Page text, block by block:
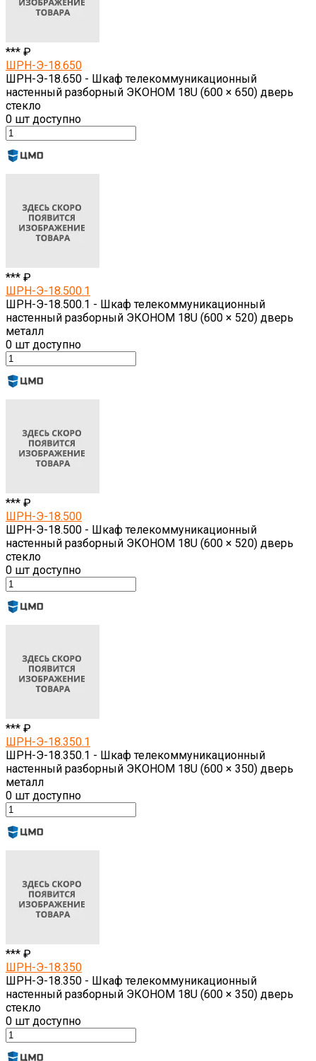
*** ₽
ШРН-Э-18.650
ШРН-Э-18.650 - Шкаф телекоммуникационный
настенный разборный ЭКОНОМ 18U (600 × 650) дверь
стекло
0 шт доступно
*** ₽
ШРН-Э-18.500.1
ШРН-Э-18.500.1 - Шкаф телекоммуникационный
настенный разборный ЭКОНОМ 18U (600 × 520) дверь
металл
0 шт доступно
*** ₽
ШРН-Э-18.500
ШРН-Э-18.500 - Шкаф телекоммуникационный
настенный разборный ЭКОНОМ 18U (600 × 520) дверь
стекло
0 шт доступно
*** ₽
ШРН-Э-18.350.1
ШРН-Э-18.350.1 - Шкаф телекоммуникационный
настенный разборный ЭКОНОМ 18U (600 × 350) дверь
металл
0 шт доступно
*** ₽
ШРН-Э-18.350
ШРН-Э-18.350 - Шкаф телекоммуникационный
настенный разборный ЭКОНОМ 18U (600 × 350) дверь
стекло
0 шт доступно